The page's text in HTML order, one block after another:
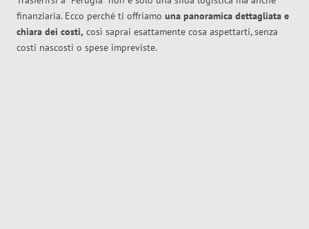
finanziaria. Ecco perché ti offriamo una panoramica dettagliata e
chiara dei costi, così saprai esattamente cosa aspettarti, senza
costi nascosti o spese impreviste.